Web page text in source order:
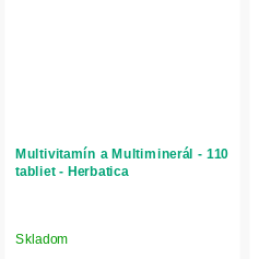
Multivitamín a Multiminerál - 110
tabliet - Herbatica
Skladom